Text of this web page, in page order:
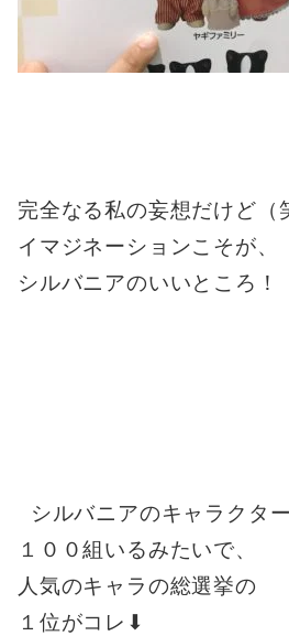
完全なる私の妄想だけど（
イマジネーションこそが、
シルバニアのいいところ！
シルバニアのキャラクタ
１００組いるみたいで、
人気のキャラの総選挙の
１位がコレ⬇︎